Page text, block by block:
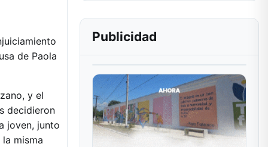
de Paola
y el
decidieron
joven, junto
misma
Publicidad